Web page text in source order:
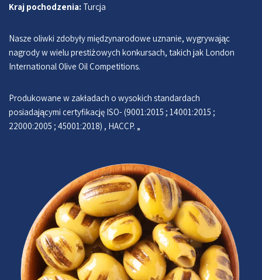
Kraj pochodzenia: Turcja
Nasze oliwki zdobyły międzynarodowe uznanie, wygrywając
nagrody w wielu prestiżowych konkursach, takich jak London
International Olive Oil Competitions.
Produkowane w zakładach o wysokich standardach
posiadającymi certyfikację ISO- (9001:2015 ; 14001:2015 ;
22000:2005 ; 45001:2018) , HACCP. „